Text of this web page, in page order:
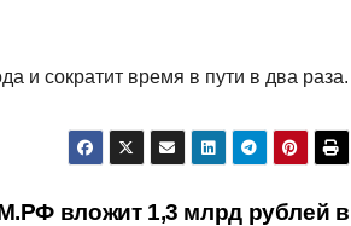
и сократит время в пути в два раза.
вложит 1,3 млрд рублей в